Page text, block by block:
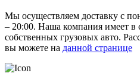
Мы осуществляем доставку с
– 20:00. Наша компания имеет в
собственных грузовых авто.
вы можете на данной странице